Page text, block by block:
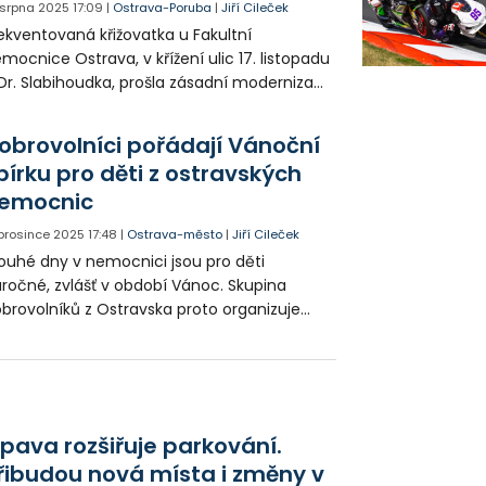
srpna 2025 17:09 | Ostrava-Poruba |Jiří Cileček
křižovatka u Fakultní
Ostrava, v křížení ulic 17. listopadu
Slabihoudka, prošla zásadní modernizací.
i cyklistů.
pořádají Vánoční
pro děti z ostravských
2025 17:48 | Ostrava-město |Jiří Cileček
dny v nemocnici jsou pro děti
zvlášť v období Vánoc. Skupina
z Ostravska proto organizuje
která má dětem přinést více
rozšiřuje parkování.
nová místa i změny v